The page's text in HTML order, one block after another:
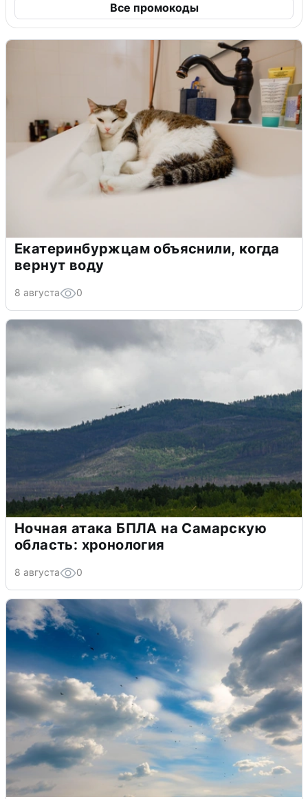
Все промокоды
Екатеринбуржцам объяснили, когда
вернут воду
8 августа 0
Ночная атака БПЛА на Самарскую
область: хронология
8 августа 0